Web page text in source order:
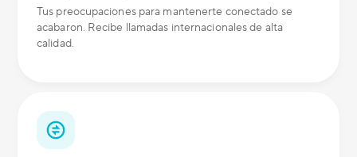
Tus preocupaciones para mantenerte conectado se
acabaron. Recibe llamadas internacionales de alta
calidad.